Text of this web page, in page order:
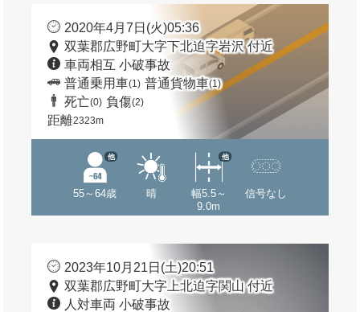
2020年4月7日(火)05:36
双葉郡広野町大字下北迫字岩沢 付近
車両相互 小破事故
普通乗用車(1) 普通貨物車(1)
死亡(0) 負傷(2)
距離2323m
55～64歳
他
晴
幅5.5～
9.0m
他
信号なし
2023年10月21日(土)20:51
双葉郡広野町大字上北迫字関山 付近
人対車両 小破事故